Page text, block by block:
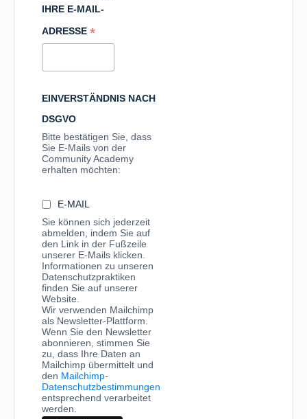
IHRE E-MAIL-
ADRESSE *
EINVERSTÄNDNIS NACH
DSGVO
Bitte bestätigen Sie, dass
Sie E-Mails von der
Community Academy
erhalten möchten:
E-MAIL
Sie können sich jederzeit
abmelden, indem Sie auf
den Link in der Fußzeile
unserer E-Mails klicken.
Informationen zu unseren
Datenschutzpraktiken
finden Sie auf unserer
Website.
Wir verwenden Mailchimp
als Newsletter-Plattform.
Wenn Sie den Newsletter
abonnieren, stimmen Sie
zu, dass Ihre Daten an
Mailchimp übermittelt und
den Mailchimp-
Datenschutzbestimmungen
entsprechend verarbeitet
werden.